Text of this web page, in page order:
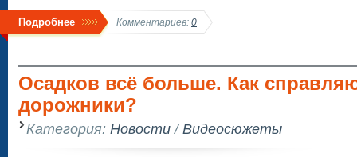
Подробнее Комментариев: 0
Осадков всё больше. Как
дорожники?
Категория: Новости/Видеосюжеты